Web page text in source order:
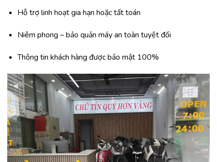
Hỗtrợlinh hoạtgia hạn hoặctấttoán
Niêm phong –bảo quản máyan toàn tuyệtđối
Thông tin khách hàng đượcbảo mật 100%